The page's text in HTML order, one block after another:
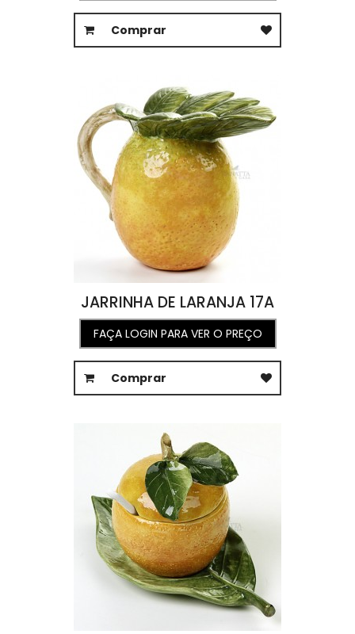
Comprar
JARRINHA DE LARANJA 17A
FAÇA LOGIN PARA VER O PREÇO
Comprar